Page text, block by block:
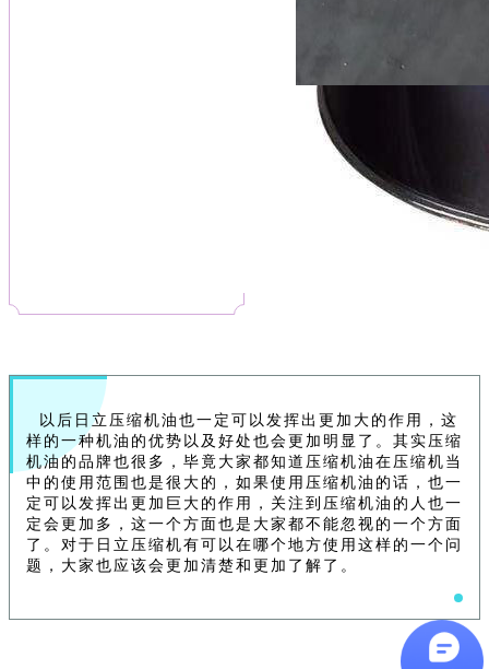
以后日立压缩机油也一定可以发挥出更加大的作用，这
样的一种机油的优势以及好处也会更加明显了。其实压缩
机油的品牌也很多，毕竟大家都知道压缩机油在压缩机当
中的使用范围也是很大的，如果使用压缩机油的话，也一
定可以发挥出更加巨大的作用，关注到压缩机油的人也一
定会更加多，这一个方面也是大家都不能忽视的一个方面
了。对于日立压缩机有可以在哪个地方使用这样的一个问
题，大家也应该会更加清楚和更加了解了。